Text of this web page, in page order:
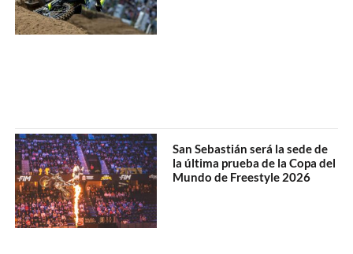
San Sebastián será la sede de
la última prueba de la Copa del
Mundo de Freestyle 2026